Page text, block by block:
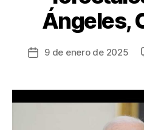
Ángeles,
Fecha
entrada
9 de enero de 2025